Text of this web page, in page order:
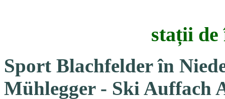
stații
Sport Blachfelder în
Mühlegger - Ski Auffach